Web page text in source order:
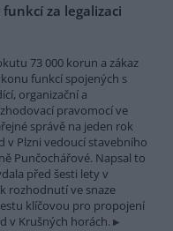
za legalizaci
73 000 korun a zákaz
funkcí spojených s
organizační a
pravomocí ve
správě na jeden rok
v Plzni vedoucí stavebního
Punčochářové. Napsal to
před šesti lety v
rozhodnutí ve snaze
klíčovou pro propojení
v Krušných horách.